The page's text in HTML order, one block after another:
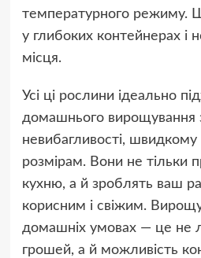
температурного режиму.
у глибоких контейнерах і
місця.
Усі ці рослини ідеально
домашнього вирощування
невибагливості,
розмірам. Вони не тільки
кухню, а й зроблять ваш
корисним і свіжим.
домашніх умовах — це не
грошей, а й можливість